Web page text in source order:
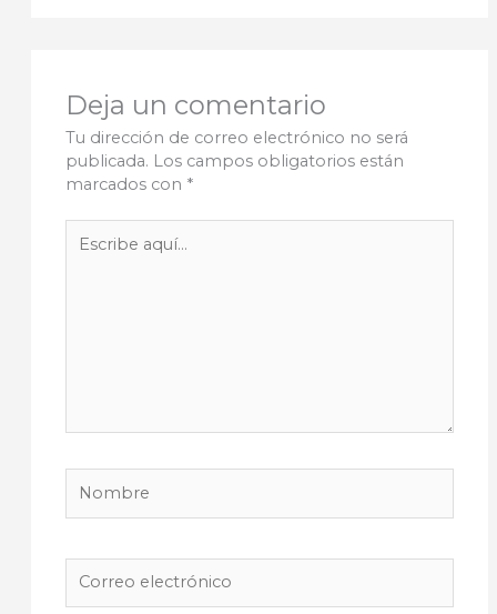
Deja un comentario
Tu dirección de correo electrónico no será
publicada. Los campos obligatorios están
marcados con *
aquí...
electrónico